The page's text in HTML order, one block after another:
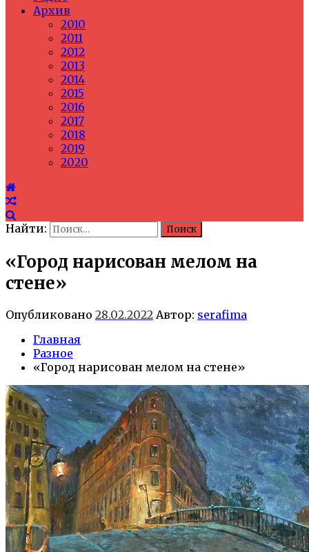
Архив
2010
2011
2012
2013
2014
2015
2016
2017
2018
2019
2020
Найти:
«Город нарисован мелом на
стене»
Опубликовано 28.02.2022 Автор: serafima
Главная
Разное
«Город нарисован мелом на стене»